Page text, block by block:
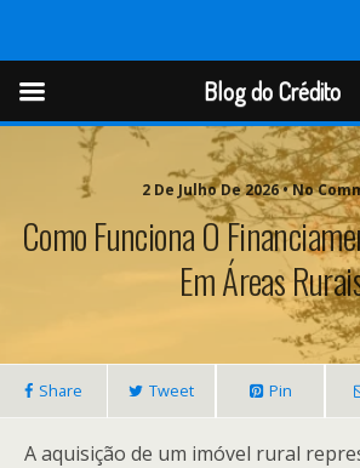
Blog do Crédito
2 De Julho De 2026 • No
Como Funciona O
Em Áreas
Share Tweet Pin
A aquisição de um imóvel rural
Blog do Crédito